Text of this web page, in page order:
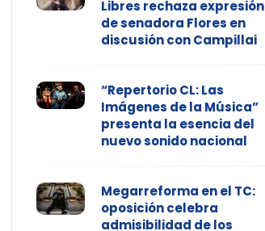
Libres rechaza expresión
de senadora Flores en
discusión con Campillai
“Repertorio CL: Las
Imágenes de la Música”
presenta la esencia del
nuevo sonido nacional
Megarreforma en el TC:
oposición celebra
admisibilidad de los